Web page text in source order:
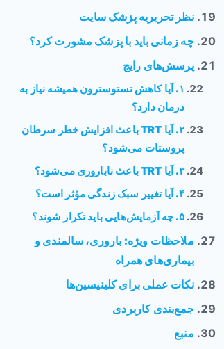
نظر تحریریه پزشک سایت
چه زمانی باید با پزشک مشورت کرد؟
پرسش‌های رایج
۱. آیا کاهش تستوسترون همیشه نیاز به
درمان دارد؟
۲. آیا TRT باعث افزایش خطر سرطان
پروستات می‌شود؟
۳. آیا TRT باعث ناباروری می‌شود؟
۴. آیا تغییر سبک زندگی مؤثر است؟
۵. چه آزمایش‌هایی باید تکرار شوند؟
ملاحظات ویژه: باروری، سالمندی و
بیماری‌های همراه
نکات عملی برای کلینیسین‌ها
جمع‌بندی کاربردی
منبع